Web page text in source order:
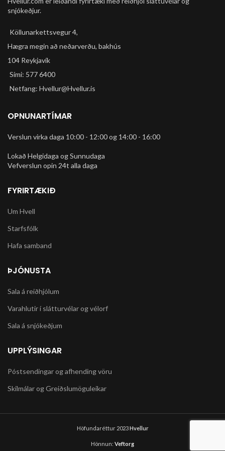
snjókeðjur.
Köllunarkettsvegur 4,
Hægra megin að neðarverðu, bakhús
104 Reykjavík
Sími: 577 6400
Netfang: Hvellur@Hvellur.is
OPNUNARTÍMAR
Verslun virka daga 10:00 - 12:00 og 14:00 - 16:00
Lokað Helgidaga og Sunnudaga
Vefverslun opin 24t alla daga
FYRIRTÆKIÐ
Um Hvell
Starfsfólk
Hafa samband
ÞJÓNUSTA
Sala á reiðhjólum
Varahlutir í slátturvélar og vélorf
Sala á snjókeðjum
UPPLÝSINGAR
Póstsendingar og afhending vöru
Skilmálar og Greiðslumöguleikar
Höfundaréttur 2023Hvellur
Hönnun: Veftorg